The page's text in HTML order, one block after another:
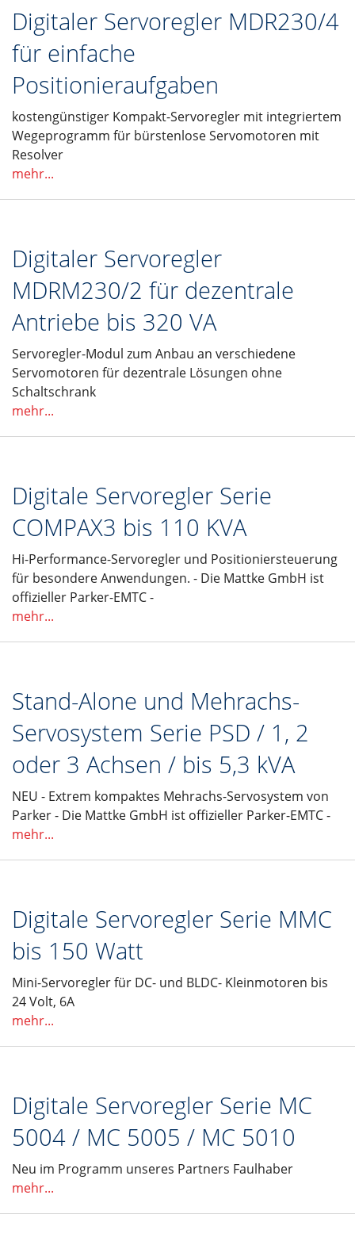
Digitaler Servoregler MDR230/4
für einfache
Positionieraufgaben
kostengünstiger Kompakt-Servoregler mit integriertem
Wegeprogramm für bürstenlose Servomotoren mit
Resolver
mehr...
Digitaler Servoregler
MDRM230/2 für dezentrale
Antriebe bis 320 VA
Servoregler-Modul zum Anbau an verschiedene
Servomotoren für dezentrale Lösungen ohne
Schaltschrank
mehr...
Digitale Servoregler Serie
COMPAX3 bis 110 KVA
Hi-Performance-Servoregler und Positioniersteuerung
für besondere Anwendungen. - Die Mattke GmbH ist
offizieller Parker-EMTC -
mehr...
Stand-Alone und Mehrachs-
Servosystem Serie PSD / 1, 2
oder 3 Achsen / bis 5,3 kVA
NEU - Extrem kompaktes Mehrachs-Servosystem von
Parker - Die Mattke GmbH ist offizieller Parker-EMTC -
mehr...
Digitale Servoregler Serie MMC
bis 150 Watt
Mini-Servoregler für DC- und BLDC- Kleinmotoren bis
24 Volt, 6A
mehr...
Digitale Servoregler Serie MC
5004 / MC 5005 / MC 5010
Neu im Programm unseres Partners Faulhaber
mehr...